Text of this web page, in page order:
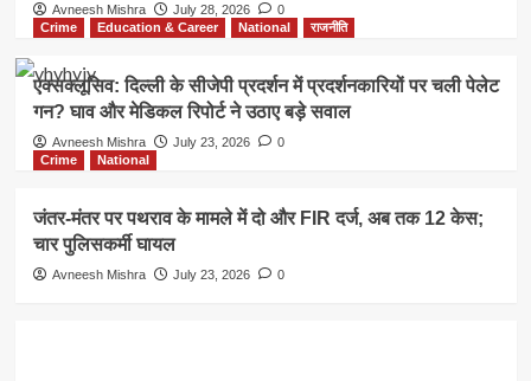
Avneesh Mishra July 28, 2026
0
Crime
Education & Career National राजनीति
एक्सक्लूसिव: दिल्ली के सीजेपी प्रदर्शन में प्रदर्शनकारियों पर चली पेलेट
गन? घाव और मेडिकल रिपोर्ट ने उठाए बड़े सवाल
Avneesh Mishra July 23, 2026
0
Crime
National
जंतर-मंतर पर पथराव के मामले में दो और FIR दर्ज, अब तक 12 केस;
चार पुलिसकर्मी घायल
Avneesh Mishra July 23, 2026 0